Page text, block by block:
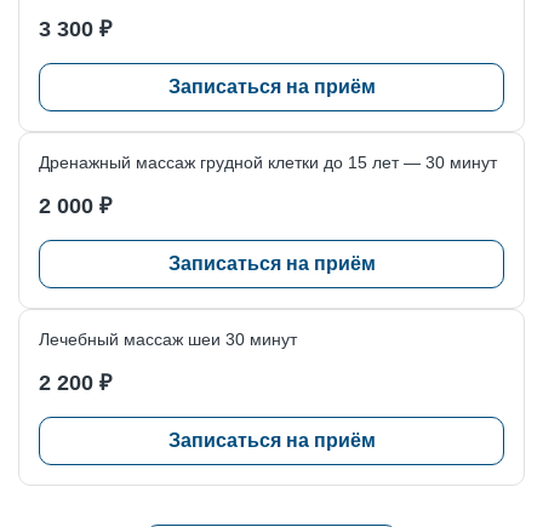
3 300 ₽
Записаться на приём
Дренажный массаж грудной клетки до 15 лет — 30 минут
2 000 ₽
Записаться на приём
Лечебный массаж шеи 30 минут
2 200 ₽
Записаться на приём